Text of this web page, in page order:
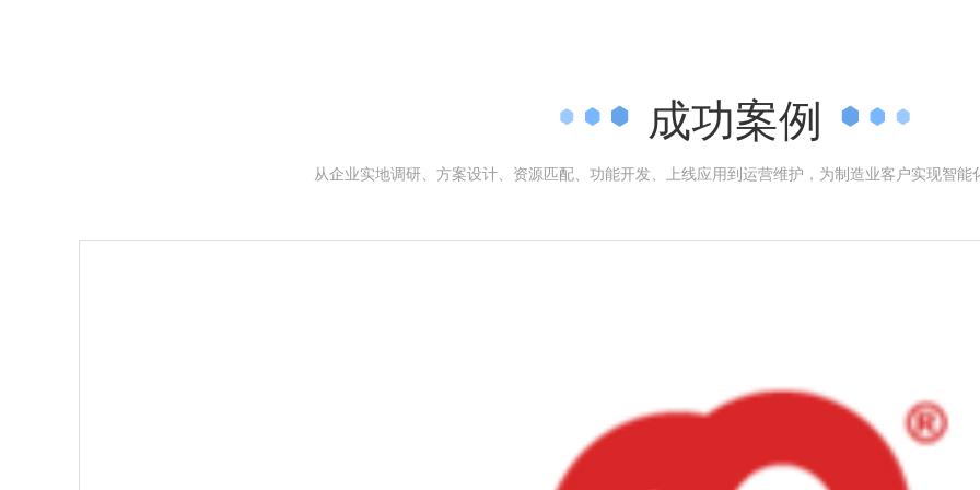
成功案例
从企业实地调研、方案设计、资源匹配、功能开发、上线应用到运营维护，为制造业客户实现智能